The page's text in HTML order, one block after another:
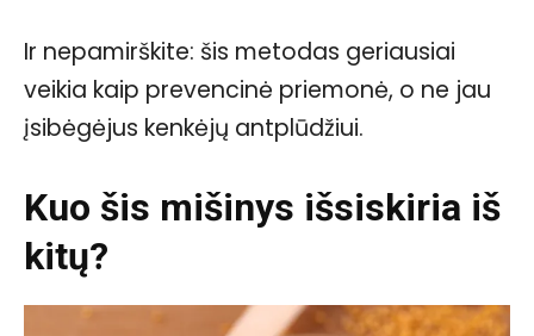
Ir nepamirškite: šis metodas geriausiai
veikia kaip prevencinė priemonė, o ne jau
įsibėgėjus kenkėjų antplūdžiui.
Kuo šis mišinys išsiskiria iš
kitų?